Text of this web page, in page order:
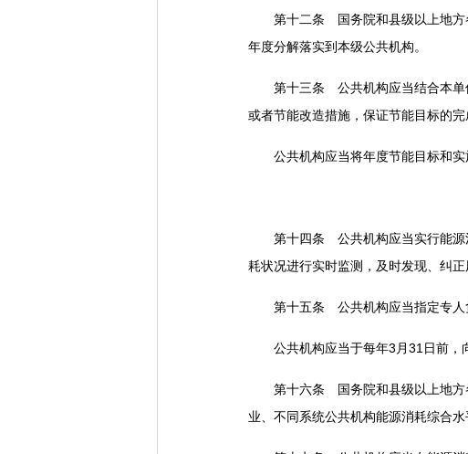
第十二条 国务院和县级以上地方各
年度分解落实到本级公共机构。
第十三条 公共机构应当结合本单位
或者节能改造措施，保证节能目标的完
公共机构应当将年度节能目标和实
第十四条 公共机构应当实行能源消
耗状况进行实时监测，及时发现、纠正
第十五条 公共机构应当指定专人负
公共机构应当于每年3月31日前，向
第十六条 国务院和县级以上地方各
业、不同系统公共机构能源消耗综合